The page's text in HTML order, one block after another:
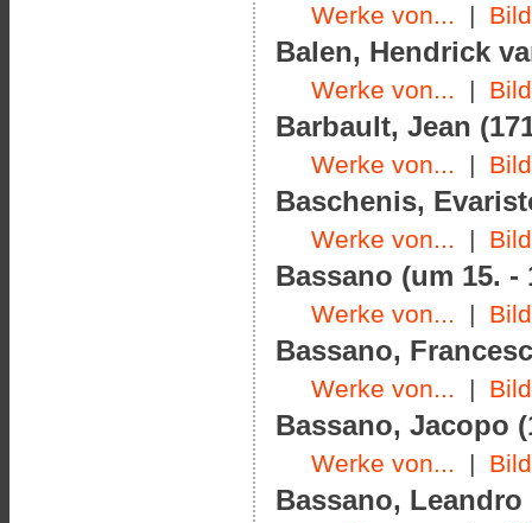
Werke von... |
Balen, Hendrick
Werke von... |
Barbault, Jean
Werke von... |
Baschenis,
Werke von... |
Bassano (um 15. -
Werke von... |
Bassano,
Werke von... |
Bassano, Jacopo
Werke von... |
Bassano, Leandro